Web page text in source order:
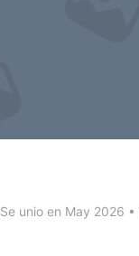
Se unio en May 2026 •